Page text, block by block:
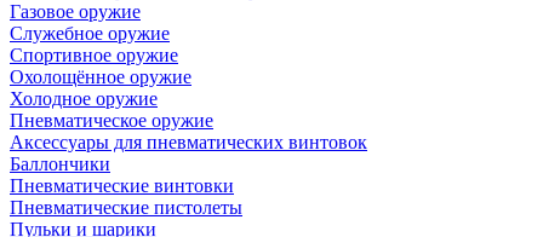
Газовое оружие
Служебное оружие
Спортивное оружие
Охолощённое оружие
Холодное оружие
Пневматическое оружие
Аксессуары для пневматических винтовок
Баллончики
Пневматические винтовки
Пневматические пистолеты
Пульки и шарики